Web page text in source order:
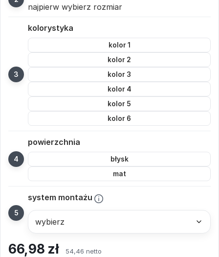
najpierw wybierz rozmiar
kolorystyka
kolor 1
kolor 2
kolor 3
kolor 4
kolor 5
kolor 6
powierzchnia
błysk
mat
system montażu
66,98 zł 54,46 netto